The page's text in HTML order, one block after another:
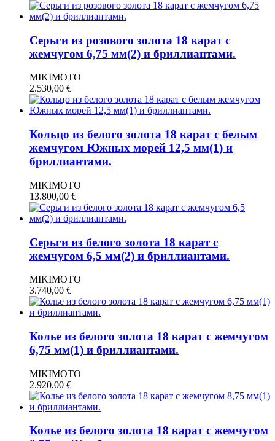
Серьги из розового золота 18 карат с
жемчугом 6,75 мм(2) и бриллиантами.
MIKIMOTO
2.530,00 €
Кольцо из белого золота 18 карат с белым
жемчугом Южных морей 12,5 мм(1) и
бриллиантами.
MIKIMOTO
13.800,00 €
Серьги из белого золота 18 карат с
жемчугом 6,5 мм(2) и бриллиантами.
MIKIMOTO
3.740,00 €
Колье из белого золота 18 карат с жемчугом
6,75 мм(1) и бриллиантами.
MIKIMOTO
2.920,00 €
Колье из белого золота 18 карат с жемчугом